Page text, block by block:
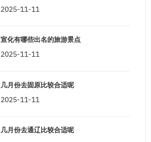
2025-11-11
宣化有哪些出名的旅游景点
2025-11-11
几月份去固原比较合适呢
2025-11-11
几月份去通辽比较合适呢